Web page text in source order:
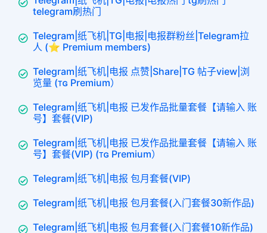
telegram刷热门
Telegram|纸飞机|TG|电报|电报群粉丝|Telegram拉
人 (⭐ Premium members)
Telegram|纸飞机|电报 点赞|Share|TG 帖子view|浏
览量 (ᴛɢ Premium）
Telegram|纸飞机|电报 已发作品批量套餐【请输入 账
号】套餐(VIP)
Telegram|纸飞机|电报 已发作品批量套餐【请输入 账
号】套餐(VIP) (ᴛɢ Premium）
Telegram|纸飞机|电报 包月套餐(VIP)
Telegram|纸飞机|电报 包月套餐(入门套餐30新作品)
Telegram|纸飞机|电报 包月套餐(入门套餐10新作品)